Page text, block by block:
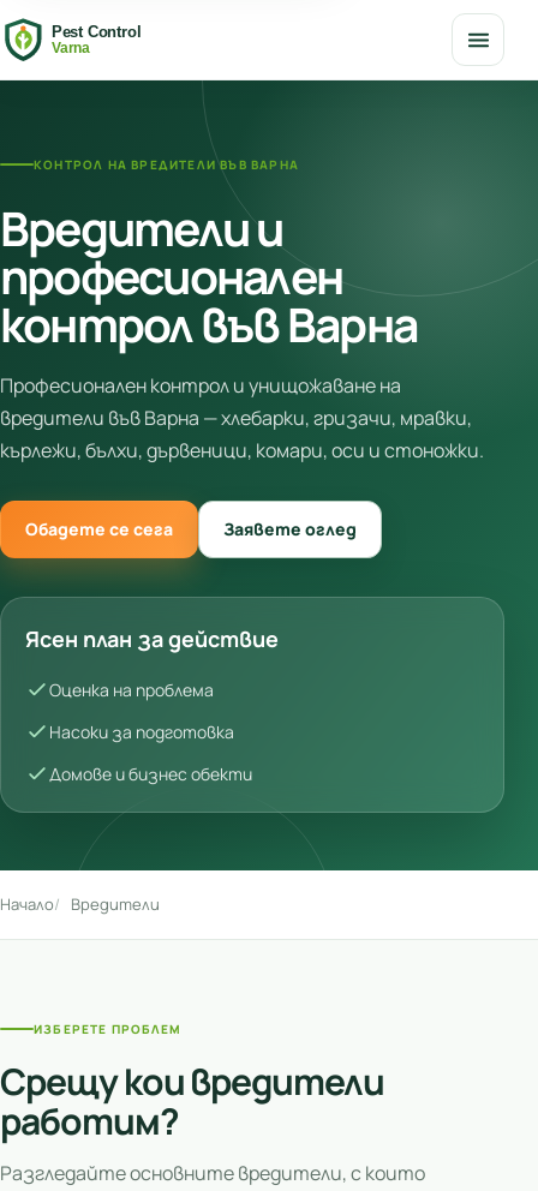
ДДД услуги
Вредители
За нас
Контакти
КОНТРОЛ НА ВРЕДИТЕЛИ ВЪВ ВАРНА
Вредители и
професионален
контрол във Варна
Професионален контрол и унищожаване на
вредители във Варна — хлебарки, гризачи, мравки,
кърлежи, бълхи, дървеници, комари, оси и стоножки.
Обадете се сега Заявете оглед
Ясен план за действие
Оценка на проблема
Насоки за подготовка
Домове и бизнес обекти
Начало Вредители
ИЗБЕРЕТЕ ПРОБЛЕМ
Срещу кои вредители
работим?
Разгледайте основните вредители, с които